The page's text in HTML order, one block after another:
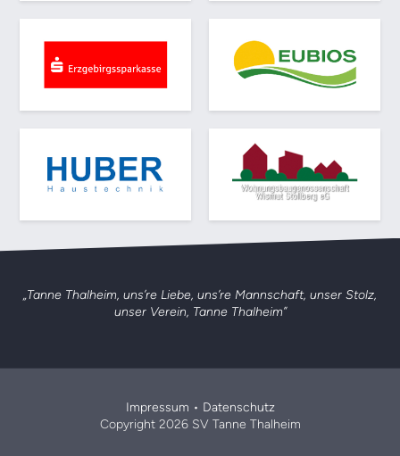
„Tanne Thalheim, uns’re Liebe, uns’re Mannschaft, unser Stolz,
unser Verein, Tanne Thalheim”
Impressum • Datenschutz
Copyright 2026 SV Tanne Thalheim